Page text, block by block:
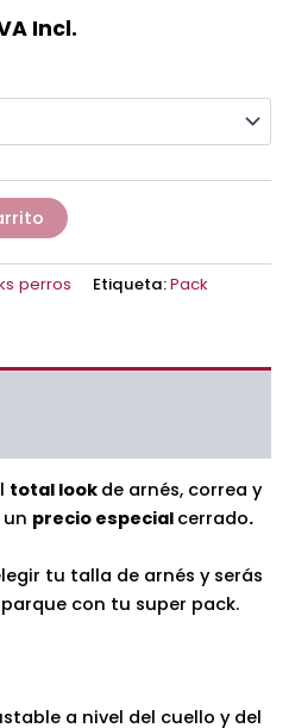
Incl.
perros Etiqueta:Pack
total look de arnés, correa y
precio especial cerrado.
tu talla de arnés y serás
con tu super pack.
a nivel del cuello y del